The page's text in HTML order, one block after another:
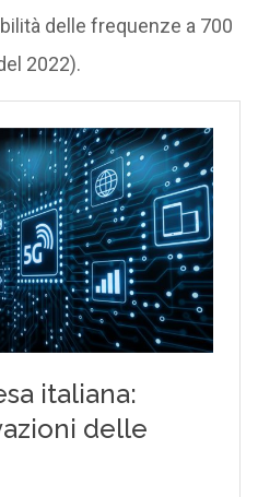
delle frequenze a 700
2022).